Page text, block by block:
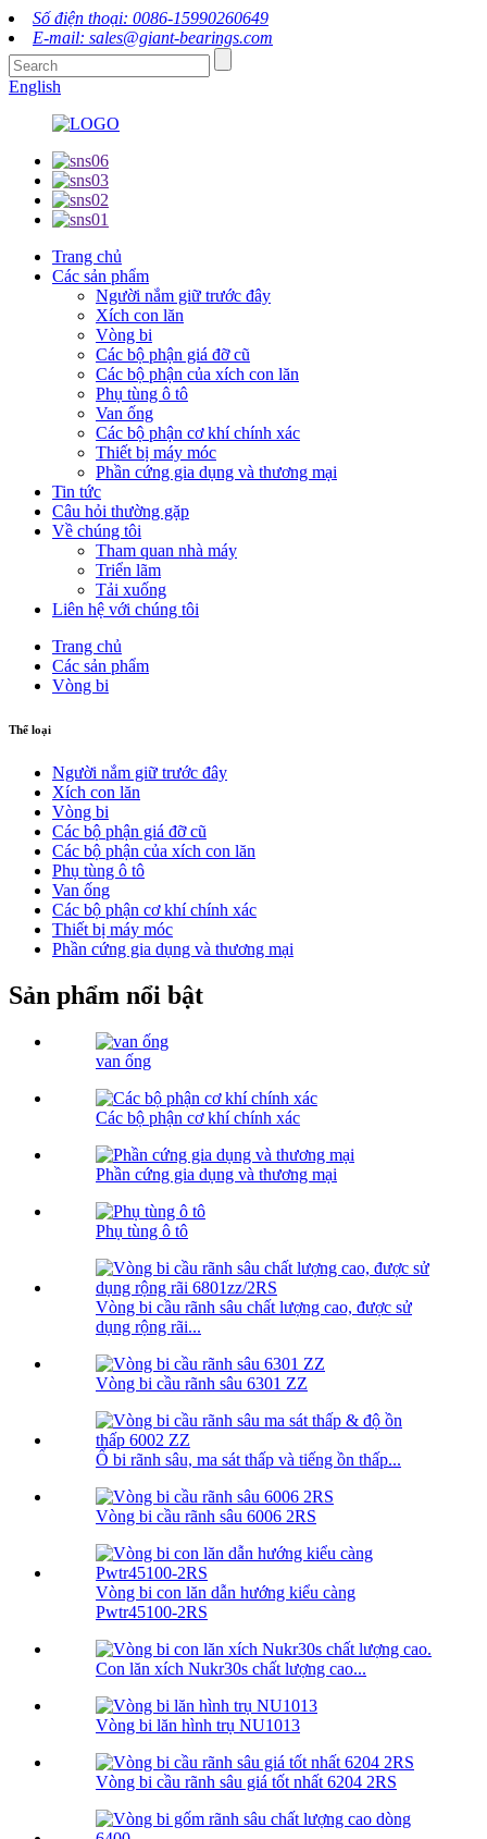
Số điện thoại: 0086-15990260649
E-mail: sales@giant-bearings.com
English
Trang chủ
Các sản phẩm
Người nắm giữ trước đây
Xích con lăn
Vòng bi
Các bộ phận giá đỡ cũ
Các bộ phận của xích con lăn
Phụ tùng ô tô
Van ống
Các bộ phận cơ khí chính xác
Thiết bị máy móc
Phần cứng gia dụng và thương mại
Tin tức
Câu hỏi thường gặp
Về chúng tôi
Tham quan nhà máy
Triển lãm
Tải xuống
Liên hệ với chúng tôi
Trang chủ
Các sản phẩm
Vòng bi
Thể loại
Người nắm giữ trước đây
Xích con lăn
Vòng bi
Các bộ phận giá đỡ cũ
Các bộ phận của xích con lăn
Phụ tùng ô tô
Van ống
Các bộ phận cơ khí chính xác
Thiết bị máy móc
Phần cứng gia dụng và thương mại
Sản phẩm nổi bật
van ống
Các bộ phận cơ khí chính xác
Phần cứng gia dụng và thương mại
Phụ tùng ô tô
Vòng bi cầu rãnh sâu chất lượng cao, được sử
dụng rộng rãi...
Vòng bi cầu rãnh sâu 6301 ZZ
Ổ bi rãnh sâu, ma sát thấp và tiếng ồn thấp...
Vòng bi cầu rãnh sâu 6006 2RS
Vòng bi con lăn dẫn hướng kiểu càng
Pwtr45100-2RS
Con lăn xích Nukr30s chất lượng cao...
Vòng bi lăn hình trụ NU1013
Vòng bi cầu rãnh sâu giá tốt nhất 6204 2RS